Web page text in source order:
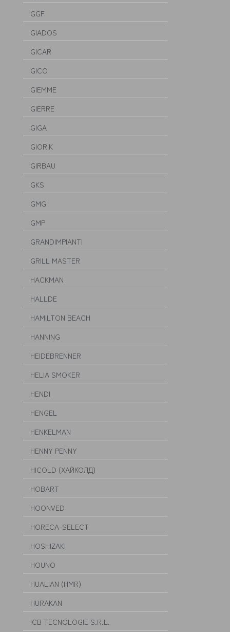
GGF
GIADOS
GICAR
GICO
GIEMME
GIERRE
GIGA
GIORIK
GIRBAU
GKS
GMG
GMP
GRANDIMPIANTI
GRILL MASTER
HACKMAN
HALLDE
HAMILTON BEACH
HANNING
HEIDEBRENNER
HELIA SMOKER
HENDI
HENGEL
HENKELMAN
HENNY PENNY
HICOLD (ХАЙКОЛД)
HOBART
HOONVED
HORECA-SELECT
HOSHIZAKI
HOUNO
HUALIAN (HMR)
HURAKAN
ICB TECNOLOGIE S.R.L.